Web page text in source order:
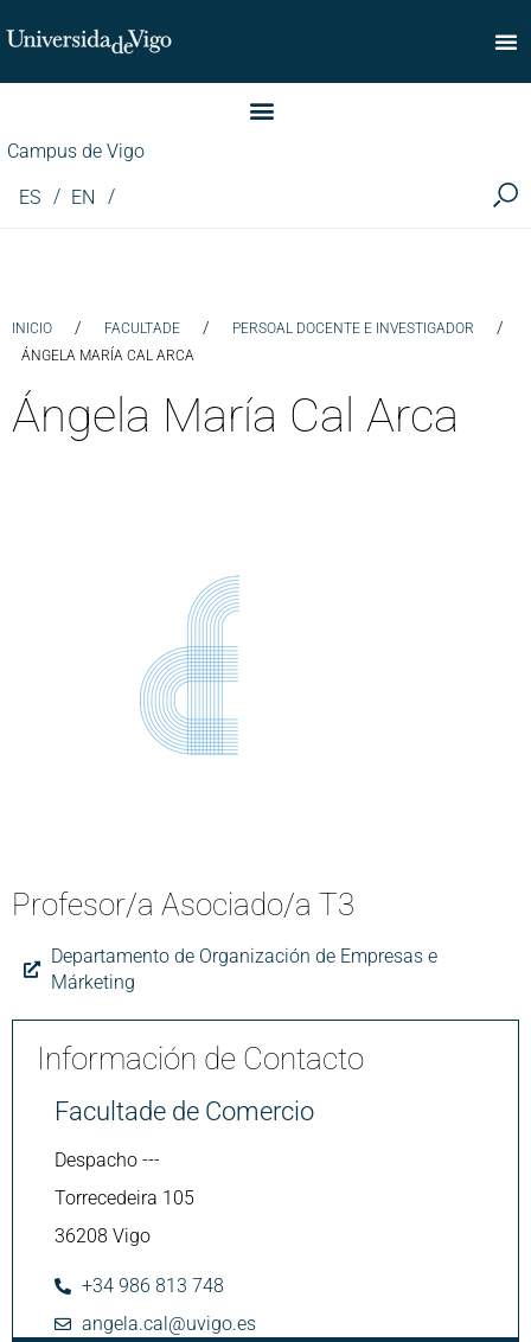
Facultade de Comercio
Campus de Vigo
ES EN
INICIO / FACULTADE / PERSOAL DOCENTE E INVESTIGADOR /
ÁNGELA MARÍA CAL ARCA
Ángela María Cal Arca
Profesor/a Asociado/a T3
Departamento de Organización de Empresas e
Márketing
Información de Contacto
Facultade de Comercio
Despacho ---
Torrecedeira 105
36208 Vigo
+34 986 813 748
angela.cal@uvigo.es